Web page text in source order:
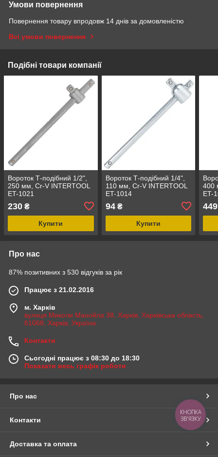
Умови повернення
Повернення товару впродовж 14 днів за домовленістю
Всі умови повернення
Подібні товари компанії
Вороток Т-подібний 1/2",
250 мм, Cr-V INTERTOOL
ET-1021
230 ₴
Купити
Вороток Т-подібний 1/4",
110 мм, Cr-V INTERTOOL
ET-1014
94₴
Купити
400
ET-
449
Про нас
87% позитивних з 530 відгуків за рік
Працює з 21.02.2016
м. Харків
вулиця Миколи Манойла 38, Харків, Харківська область,
61068, Харків, Україна
Контакти
Сьогодні працює з 08:30 до 18:30
Показати весь графік роботи
Про нас
Контакти
Доставка та оплата
КНОПКА
ЗВ'ЯЗКУ